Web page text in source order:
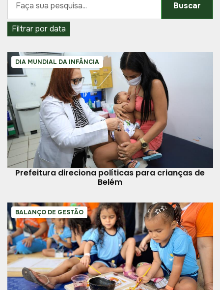
Buscar
Filtrar por data
DIA MUNDIAL DA INFÂNCIA
Prefeitura direciona políticas para crianças de
Belém
BALANÇO DE GESTÃO